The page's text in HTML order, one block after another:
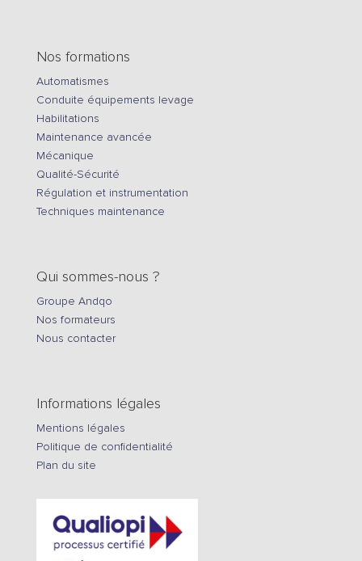
Nos formations
Automatismes
Conduite équipements levage
Habilitations
Maintenance avancée
Mécanique
Qualité-Sécurité
Régulation et instrumentation
Techniques maintenance
Qui sommes-nous ?
Groupe Andqo
Nos formateurs
Nous contacter
Informations légales
Mentions légales
Politique de confidentialité
Plan du site